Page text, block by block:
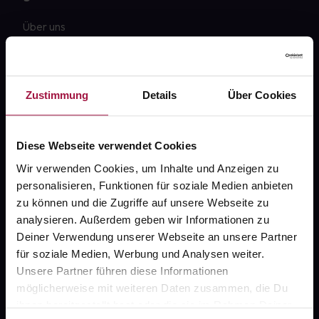
Zustimmung Details Über Cookies
Diese Webseite verwendet Cookies
Wir verwenden Cookies, um Inhalte und Anzeigen zu
personalisieren, Funktionen für soziale Medien anbieten
zu können und die Zugriffe auf unsere Webseite zu
analysieren. Außerdem geben wir Informationen zu
Deiner Verwendung unserer Webseite an unsere Partner
für soziale Medien, Werbung und Analysen weiter.
Unsere Partner führen diese Informationen
möglicherweise mit weiteren Daten zusammen, die Du
ihnen bereitgestellt hast oder die sie im Rahmen Deiner
Über uns
Newsletter
Sanitätshäuser
AGB
Impressum